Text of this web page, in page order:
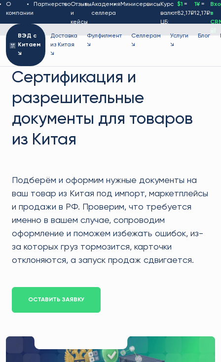
О
компании
ПартнерствоОтзывы
и
кейсы
Академия
селлера
Минисервисы Курс
валют
ЦБ:
$1 =
82,17₽
1¥=
12,17₽в
ВЭД с
Китаем
↘
Доставка
из Китая
↘
Фулфилмент
↘
Селлерам
↘
Услуги
↘
Блог
Сертификация и
разрешительные
документы для товаров
из Китая
Подберём и оформим нужные документы на
ваш товар из Китая под импорт, маркетплейсы
и продажи в РФ. Проверим, что требуется
именно в вашем случае, сопроводим
оформление и поможем избежать ошибок, из-
за которых груз тормозится, карточки
отклоняются, а запуск продаж сдвигается.
ОСТАВИТЬ ЗАЯВКУ